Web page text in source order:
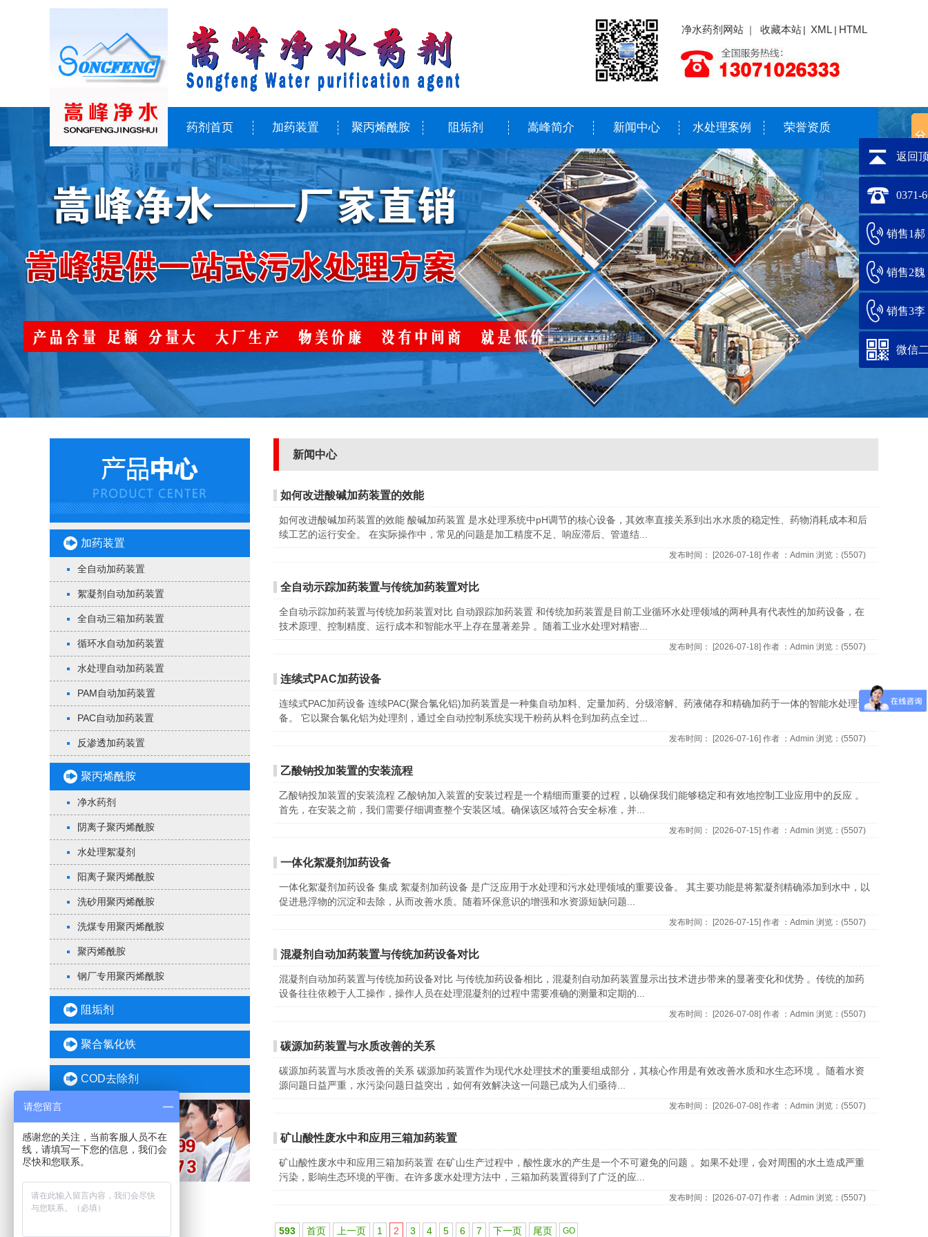
返回
0371-
销售1郝
销售2魏
销售3李
微信
净水药剂网站 ｜ 收藏本站 | XML | HTML
药剂首页 加药装置 聚丙烯酰胺 阻垢剂 嵩峰简介 新闻中心 水处理案例 荣誉资质
加药装置
全自动加药装置
絮凝剂自动加药装置
全自动三箱加药装置
循环水自动加药装置
水处理自动加药装置
PAM自动加药装置
PAC自动加药装置
反渗透加药装置
聚丙烯酰胺
净水药剂
阴离子聚丙烯酰胺
水处理絮凝剂
阳离子聚丙烯酰胺
洗砂用聚丙烯酰胺
洗煤专用聚丙烯酰胺
聚丙烯酰胺
钢厂专用聚丙烯酰胺
阻垢剂
聚合氯化铁
COD去除剂
新闻中心
如何改进酸碱加药装置的效能
如何改进酸碱加药装置的效能 酸碱加药装置 是水处理系统中pH调节的核心设备，其效率直接关系到出水水质的稳定性、药物消耗成本和后
续工艺的运行安全。 在实际操作中，常见的问题是加工精度不足、响应滞后、管道结...
发布时间： [2026-07-18] 作者 ：Admin 浏览：(5507)
全自动示踪加药装置与传统加药装置对比
全自动示踪加药装置与传统加药装置对比 自动跟踪加药装置 和传统加药装置是目前工业循环水处理领域的两种具有代表性的加药设备，在
技术原理、控制精度、运行成本和智能水平上存在显著差异 。随着工业水处理对精密...
发布时间： [2026-07-18] 作者 ：Admin 浏览：(5507)
连续式PAC加药设备
连续式PAC加药设备 连续PAC(聚合氯化铝)加药装置是一种集自动加料、定量加药、分级溶解、药液储存和精确加药于一体的智能水处理设
备。 它以聚合氯化铝为处理剂，通过全自动控制系统实现干粉药从料仓到加药点全过...
发布时间： [2026-07-16] 作者 ：Admin 浏览：(5507)
乙酸钠投加装置的安装流程
乙酸钠投加装置的安装流程 乙酸钠加入装置的安装过程是一个精细而重要的过程，以确保我们能够稳定和有效地控制工业应用中的反应 。
首先，在安装之前，我们需要仔细调查整个安装区域。确保该区域符合安全标准，并...
发布时间： [2026-07-15] 作者 ：Admin 浏览：(5507)
一体化絮凝剂加药设备
一体化絮凝剂加药设备 集成 絮凝剂加药设备 是广泛应用于水处理和污水处理领域的重要设备。 其主要功能是将絮凝剂精确添加到水中，以
促进悬浮物的沉淀和去除，从而改善水质。随着环保意识的增强和水资源短缺问题...
发布时间： [2026-07-15] 作者 ：Admin 浏览：(5507)
混凝剂自动加药装置与传统加药设备对比
混凝剂自动加药装置与传统加药设备对比 与传统加药设备相比，混凝剂自动加药装置显示出技术进步带来的显著变化和优势 。传统的加药
设备往往依赖于人工操作，操作人员在处理混凝剂的过程中需要准确的测量和定期的...
发布时间： [2026-07-08] 作者 ：Admin 浏览：(5507)
碳源加药装置与水质改善的关系
碳源加药装置与水质改善的关系 碳源加药装置作为现代水处理技术的重要组成部分，其核心作用是有效改善水质和水生态环境 。随着水资
源问题日益严重，水污染问题日益突出，如何有效解决这一问题已成为人们亟待...
发布时间： [2026-07-08] 作者 ：Admin 浏览：(5507)
矿山酸性废水中和应用三箱加药装置
矿山酸性废水中和应用三箱加药装置 在矿山生产过程中，酸性废水的产生是一个不可避免的问题 。如果不处理，会对周围的水土造成严重
污染，影响生态环境的平衡。在许多废水处理方法中，三箱加药装置得到了广泛的应...
发布时间： [2026-07-07] 作者 ：Admin 浏览：(5507)
593 首页 上一页 1 2 3 4 5 6 7 下一页 尾页
请您留言
感谢您的关注，当前客服人员不在
线，请填写一下您的信息，我们会
尽快和您联系。